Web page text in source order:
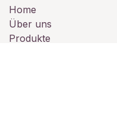
Home
Über uns
Produkte